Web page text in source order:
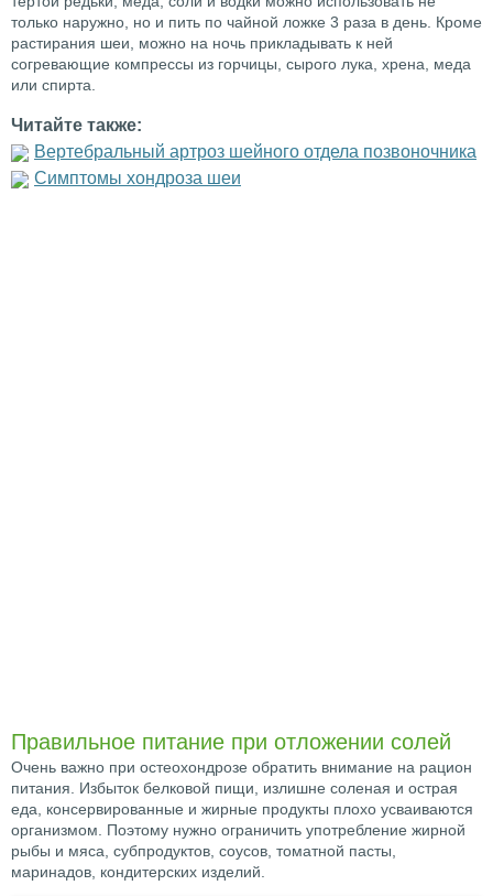
только наружно, но и пить по чайной ложке 3 раза в день. Кроме
растирания шеи, можно на ночь прикладывать к ней
согревающие компрессы из горчицы, сырого лука, хрена, меда
или спирта.
Читайте также:
Вертебральный артроз шейного отдела позвоночника
Симптомы хондроза шеи
Правильное питание при отложении солей
Очень важно при остеохондрозе обратить внимание на рацион
питания. Избыток белковой пищи, излишне соленая и острая
еда, консервированные и жирные продукты плохо усваиваются
организмом. Поэтому нужно ограничить употребление жирной
рыбы и мяса, субпродуктов, соусов, томатной пасты,
маринадов, кондитерских изделий.